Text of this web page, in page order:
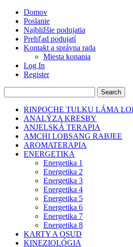
Domov
Poslanie
Najbližšie podujatia
Prehľad podujatí
Kontakt a správna rada
Miesta konania
Log In
Register
RINPOCHE TULKU LÁMA
ANALÝZA KRESBY
ANJELSKÁ TERAPIA
AMCHI LOBSANG RABJEE
AROMATERAPIA
ENERGETIKA
Energetika 1
Energetika 2
Energetika 3
Energetika 4
Energetika 5
Energetika 6
Energetika 7
Energetika 8
KARTY A OSUD
KINEZIOLÓGIA